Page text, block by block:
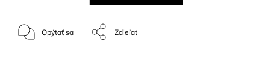
Opýtať sa Zdieľať